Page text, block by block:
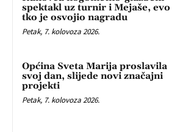
spektakl uz turnir i Mejaše, evo
tko je osvojio nagradu
Petak, 7. kolovoza 2026.
Općina Sveta Marija proslavila
svoj dan, slijede novi značajni
projekti
Petak, 7. kolovoza 2026.